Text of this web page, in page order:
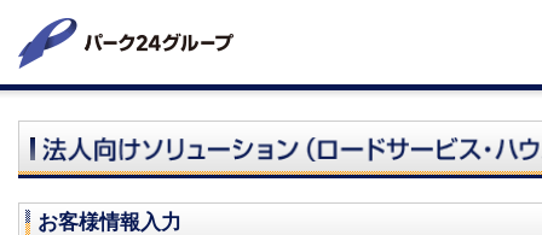
お客様情報入力